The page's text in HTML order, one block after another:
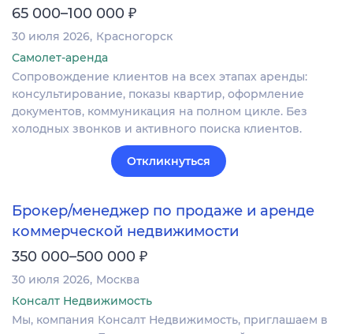
65 000–100 000 ₽
30 июля 2026 Красногорск
Самолет-аренда
Сопровождение клиентов на всех этапах аренды:
консультирование, показы квартир, оформление
документов, коммуникация на полном цикле. Без
холодных звонков и активного поиска клиентов.
Откликнуться
Брокер/менеджер по продаже и аренде
коммерческой недвижимости
350 000–500 000 ₽
30 июля 2026 Москва
Консалт Недвижимость
Мы, компания Консалт Недвижимость, приглашаем в